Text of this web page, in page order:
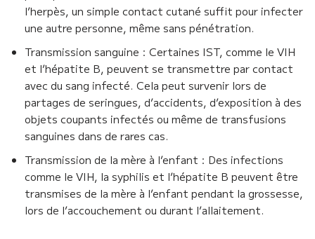
l’herpès, un simple contact cutané suffit pour infecter
une autre personne, même sans pénétration.
Transmission sanguine : Certaines IST, comme le VIH
et l’hépatite B, peuvent se transmettre par contact
avec du sang infecté. Cela peut survenir lors de
partages de seringues, d’accidents, d’exposition à des
objets coupants infectés ou même de transfusions
sanguines dans de rares cas.
Transmission de la mère à l’enfant : Des infections
comme le VIH, la syphilis et l’hépatite B peuvent être
transmises de la mère à l’enfant pendant la grossesse,
lors de l’accouchement ou durant l’allaitement.